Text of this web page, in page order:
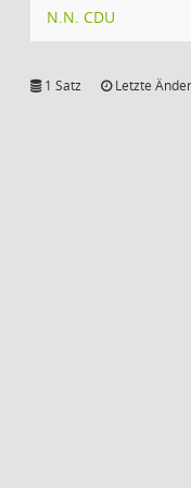
N.N. CDU
1 Satz Letzte